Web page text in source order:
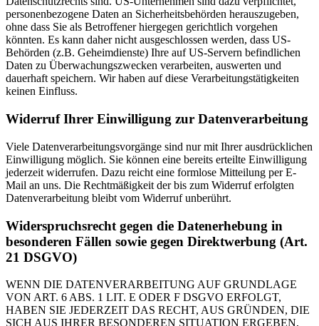
personenbezogene Daten an Sicherheitsbehörden herauszugeben,
ohne dass Sie als Betroffener hiergegen gerichtlich vorgehen
könnten. Es kann daher nicht ausgeschlossen werden, dass US-
Behörden (z.B. Geheimdienste) Ihre auf US-Servern befindlichen
Daten zu Überwachungszwecken verarbeiten, auswerten und
dauerhaft speichern. Wir haben auf diese Verarbeitungstätigkeiten
keinen Einfluss.
Widerruf Ihrer Einwilligung zur Datenverarbeitung
Viele Datenverarbeitungsvorgänge sind nur mit Ihrer ausdrücklichen
Einwilligung möglich. Sie können eine bereits erteilte Einwilligung
jederzeit widerrufen. Dazu reicht eine formlose Mitteilung per E-
Mail an uns. Die Rechtmäßigkeit der bis zum Widerruf erfolgten
Datenverarbeitung bleibt vom Widerruf unberührt.
Widerspruchsrecht gegen die Datenerhebung in
besonderen Fällen sowie gegen Direktwerbung (Art.
21 DSGVO)
WENN DIE DATENVERARBEITUNG AUF GRUNDLAGE
VON ART. 6 ABS. 1 LIT. E ODER F DSGVO ERFOLGT,
HABEN SIE JEDERZEIT DAS RECHT, AUS GRÜNDEN, DIE
SICH AUS IHRER BESONDEREN SITUATION ERGEBEN,